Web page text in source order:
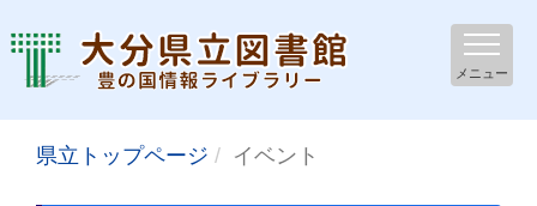
メニュー
県立トップページ イベント